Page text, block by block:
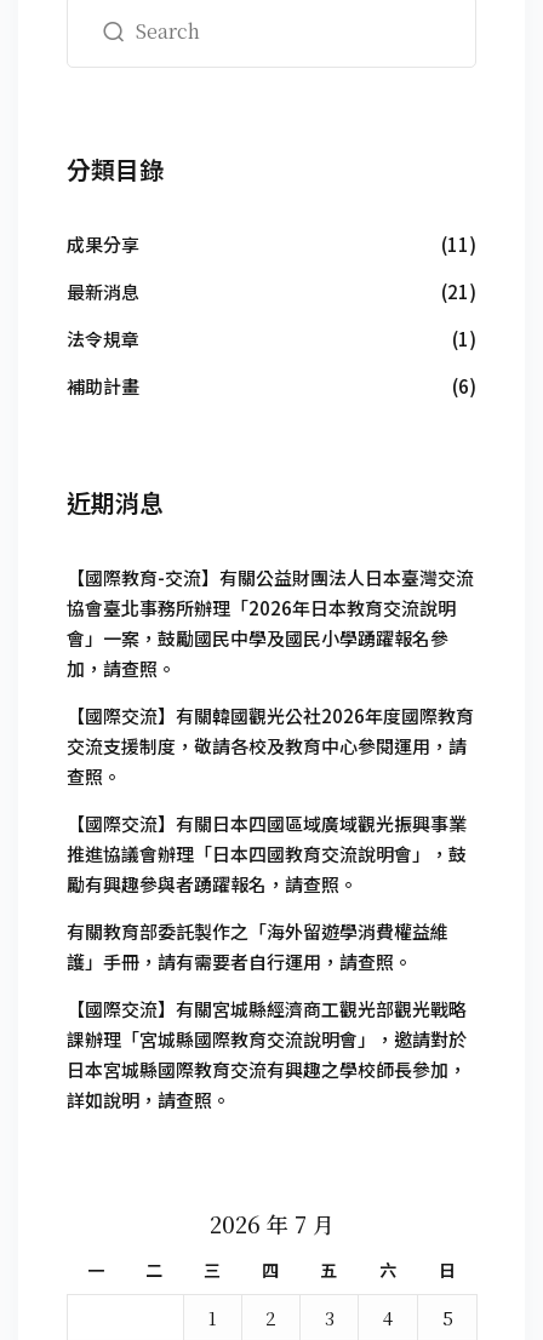
分類目錄
成果分享
(11)
最新消息
(21)
法令規章
(1)
補助計畫
(6)
近期消息
【國際教育-交流】有關公益財團法人日本臺灣交流
協會臺北事務所辦理「2026年日本教育交流說明
會」一案，鼓勵國民中學及國民小學踴躍報名參
加，請查照。
【國際交流】有關韓國觀光公社2026年度國際教育
交流支援制度，敬請各校及教育中心參閱運用，請
查照。
【國際交流】有關日本四國區域廣域觀光振興事業
推進協議會辦理「日本四國教育交流說明會」，鼓
勵有興趣參與者踴躍報名，請查照。
有關教育部委託製作之「海外留遊學消費權益維
護」手冊，請有需要者自行運用，請查照。
【國際交流】有關宮城縣經濟商工觀光部觀光戰略
課辦理「宮城縣國際教育交流說明會」，邀請對於
日本宮城縣國際教育交流有興趣之學校師長參加，
詳如說明，請查照。
2026 年 7 月
一 二 三 四 五 六 日
1 2 3 4
5